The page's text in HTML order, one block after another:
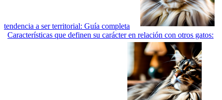
tendencia a ser territorial: Guía completa
Características que definen su carácter en relación con otros gatos: